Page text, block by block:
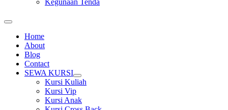
Kegunaan Tenda
Home
About
Blog
Contact
SEWA KURSI
Show
sub
Kursi Kuliah
Kursi Vip
Kursi Anak